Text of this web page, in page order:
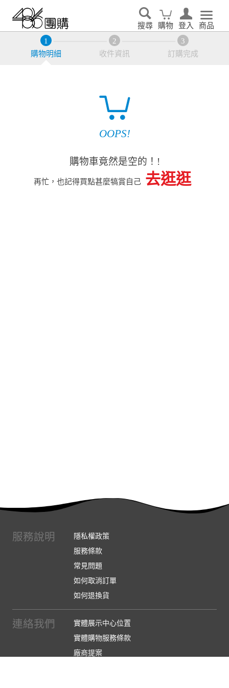
搜尋 購物 登入 商品
購物明細 收件資訊 訂購完成
OOPS!
購物車竟然是空的！!
再忙，也記得買點甚麼犒賞自己 去逛逛
服務說明
隱私權政策
服務條款
常見問題
如何取消訂單
如何退換貨
連絡我們
實體展示中心位置
實體購物服務條款
廠商提案